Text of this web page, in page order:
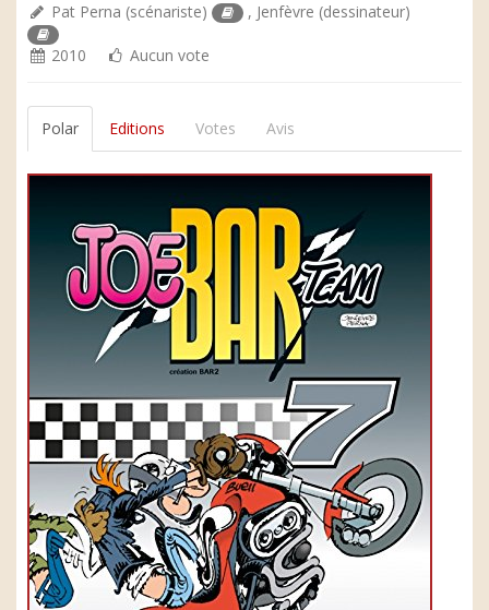
Pat Perna (scénariste) , Jenfèvre (dessinateur)
2010 Aucun vote
Polar Editions Votes Avis